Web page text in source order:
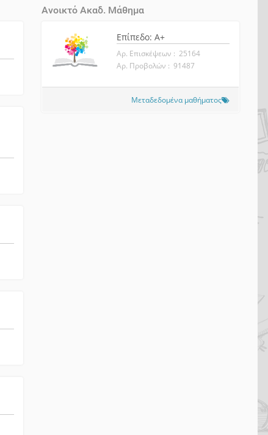
Ανοικτό Ακαδ. Μάθημα
Επίπεδο: A+
Αρ. Επισκέψεων : 25164
Αρ. Προβολών : 91487
Μεταδεδομένα μαθήματος